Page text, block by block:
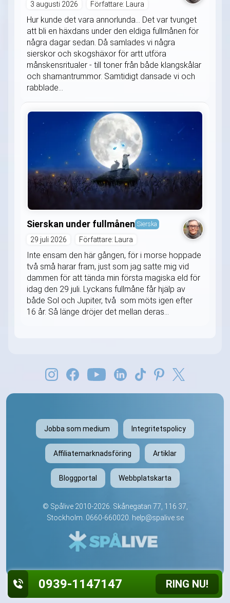
3 augusti 2026 Författare: Laura
Hur kunde det vara annorlunda... Det var tvunget
att bli en häxdans under den eldiga fullmånen för
några dagar sedan. Då samlades vi några
sierskor och skogshäxor för artt utföra
månskensritualer - till toner från både klangskålar
och shamantrummor. Samtidigt dansade vi och
rabblade...
Sierskan under fullmånen Sierska
29 juli 2026 Författare: Laura
Inte ensam den här gången, för i morse hoppade
två små harar fram, just som jag satte mig vid
dammen för att tända min första magiska eld för
idag den 29 juli. Lyckans fullmåne får hjälp av
både Sol och Jupiter, två som möts igen efter
16 år. Så länge dröjer det mellan deras...
Jobba som medium Integritetspolicy
Affiliatemarknadsföring Artiklar
Bloggportal Webbplatskarta
© Spålive2010-2026. Skånegatan 77, 116 37,
Stockholm. 0660-660020. help@spalive.se
0939-1147147 RING NU!